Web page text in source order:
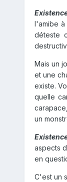
l'amibe
déteste
Mais un
et une
existe.
quelle
un
aspects
en
C'est un